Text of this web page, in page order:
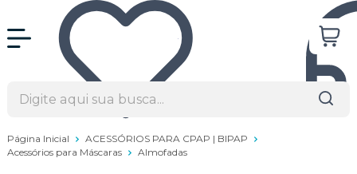
Página Inicial
ACESSÓRIOS PARA CPAP | BIPAP
Acessórios para Máscaras
Almofadas